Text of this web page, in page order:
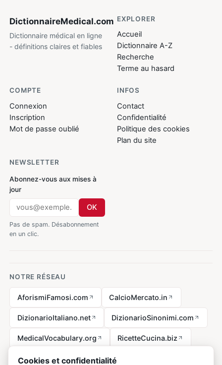
DictionnaireMedical.com
Dictionnaire médical en ligne
- définitions claires et fiables
EXPLORER
Accueil
Dictionnaire A-Z
Recherche
Terme au hasard
COMPTE
Connexion
Inscription
Mot de passe oublié
INFOS
Contact
Confidentialité
Politique des cookies
Plan du site
NEWSLETTER
Abonnez-vous aux mises à
jour
OK
Pas de spam. Désabonnement
en un clic.
NOTRE RÉSEAU
AforismiFamosi.com CalcioMercato.in
DizionarioItaliano.net DizionarioSinonimi.com
MedicalVocabulary.org RicetteCucina.biz
VocabolarioMedico.com
Cookies et confidentialité